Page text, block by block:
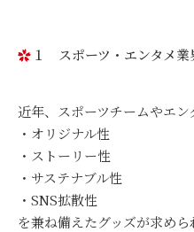
１ スポーツ・エンタメ業
近年、スポーツチームやエン
・オリジナル性
・ストーリー性
・サステナブル性
・SNS拡散性
を兼ね備えたグッズが求めら